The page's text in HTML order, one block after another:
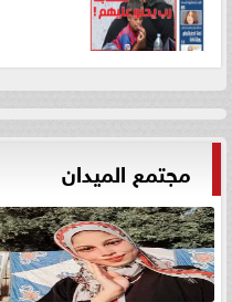
مجتمع الميدان